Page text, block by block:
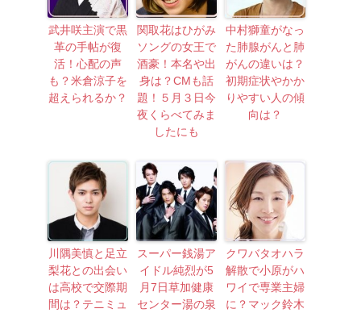
武井咲主演で黒
革の手帖が復
活！心配の声
も？米倉涼子を
超えられるか？
関取花はひがみ
ソングの女王で
酒豪！本名や出
身は？CMも話
題！５月３日今
夜くらべてみま
したにも
中村獅童がなっ
た肺腺がんと肺
がんの違いは？
初期症状やかか
りやすい人の傾
向は？
川隅美慎と足立
梨花との出会い
は高校で交際期
間は？テニミュ
スーパー銭湯ア
イドル純烈が5
月7日草加健康
センター湯の泉
クワバタオハラ
解散で小原がハ
ワイで専業主婦
に？マック鈴木